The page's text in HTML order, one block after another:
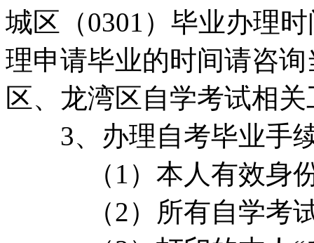
城区（0301）毕业办理
理申请毕业的时间请咨
区、龙湾区自学考试相
3、办理自考毕业手
（1）本人有效身份
（2）所有自学考试